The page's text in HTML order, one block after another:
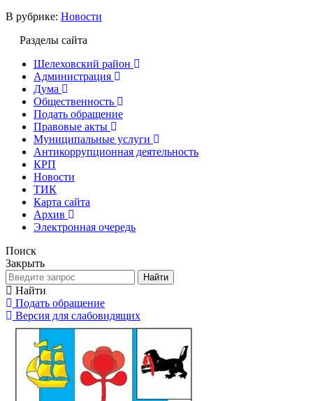
В рубрике: Новости
Разделы сайта
Шелеховский район
Администрация
Дума
Общественность
Подать обращение
Правовые акты
Муниципальные услуги
Антикоррупционная деятельность
КРП
Новости
ТИК
Карта сайта
Архив
Электронная очередь
Поиск
Закрыть
Найти
Найти
Подать обращение
Версия для слабовидящих